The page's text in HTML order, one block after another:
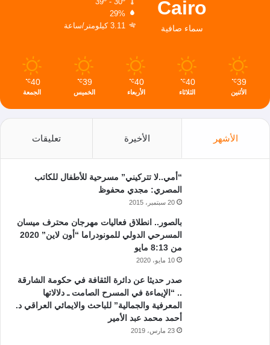
Cairo
سماء صافية
39º - 30º
29%
3.11 كيلومتر/ساعة
39
℃
الأثنين
40
℃
الثلاثاء
40
℃
الأربعاء
39
℃
الخميس
40
℃
الجمعة
الأشهر الأخيرة تعليقات
“أمي..لا تتركيني” مسرحية للأطفال للكاتب
المصري: مجدي محفوظ
20 سبتمبر، 2015
بالصور.. انطلاق فعاليات مهرجان محترف ميسان
المسرحي الدولي للمونودراما “أون لاين” 2020
من 8:13 مايو
10 مايو، 2020
صدر حديثا عن دائرة الثقافة في حكومة الشارقة
.. “الإيماءة في المسرح الصامت ـ دلالاتها
المعرفية والجمالية” للباحث والايمائي العراقي د.
أحمد محمد عبد الأمير
23 مارس، 2019